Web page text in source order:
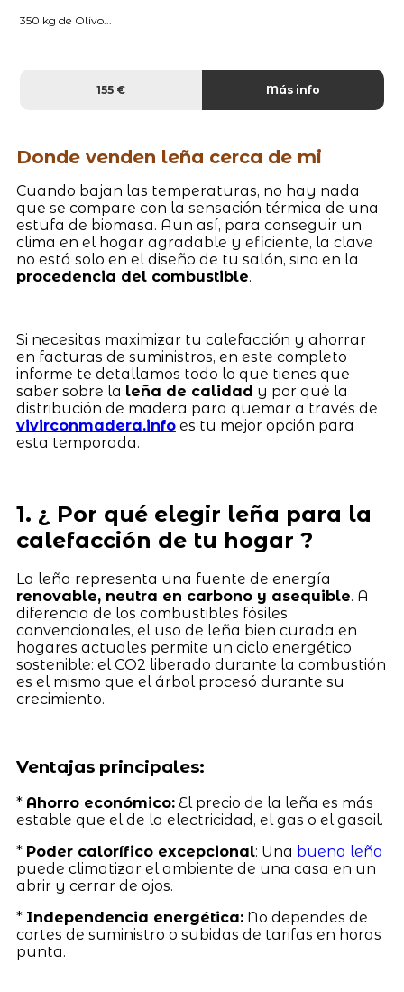
350 kg de Olivo...
155 € Más info
Donde venden leña cerca de mi
Cuando bajan las temperaturas, no hay nada
que se compare con la sensación térmica de una
estufa de biomasa. Aun así, para conseguir un
clima en el hogar agradable y eficiente, la clave
no está solo en el diseño de tu salón, sino en la
procedencia del combustible.
Si necesitas maximizar tu calefacción y ahorrar
en facturas de suministros, en este completo
informe te detallamos todo lo que tienes que
saber sobre la leña de calidad y por qué la
distribución de madera para quemar a través de
vivirconmadera.infoes tu mejor opción para
esta temporada.
1. ¿ Por qué elegir leña para la
calefacción de tu hogar ?
La leña representa una fuente de energía
renovable, neutra en carbono y asequible. A
diferencia de los combustibles fósiles
convencionales, el uso de leña bien curada en
hogares actuales permite un ciclo energético
sostenible: el CO2 liberado durante la combustión
es el mismo que el árbol procesó durante su
crecimiento.
Ventajas principales:
* Ahorro económico:El precio de la leña es más
estable que el de la electricidad, el gas o el gasoil.
* Poder calorífico excepcional: Una buena leña
puede climatizar el ambiente de una casa en un
abrir y cerrar de ojos.
* Independencia energética:No dependes de
cortes de suministro o subidas de tarifas en horas
punta.